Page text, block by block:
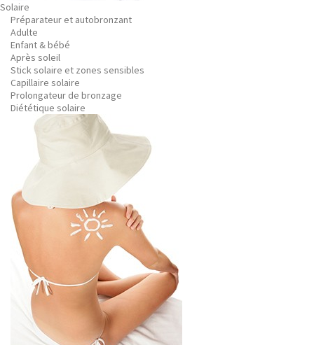
Solaire
Préparateur et autobronzant
Adulte
Enfant & bébé
Après soleil
Stick solaire et zones sensibles
Capillaire solaire
Prolongateur de bronzage
Diététique solaire